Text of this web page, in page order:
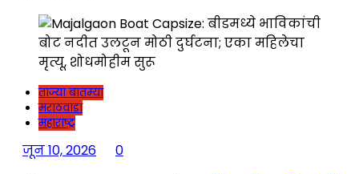
ताज्या बातम्या
मराठवाडा
महाराष्ट्र
जून 10, 2026 0